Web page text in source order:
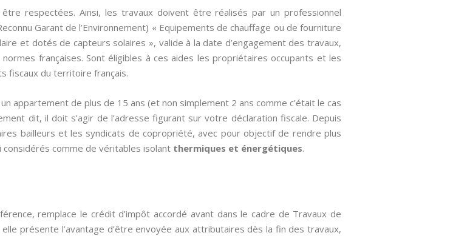
respectées. Ainsi, les travaux doivent être réalisés par un professionnel
Garant de l’Environnement) « Equipements de chauffage ou de fourniture
et dotés de capteurs solaires », valide à la date d’engagement des travaux,
françaises. Sont éligibles à ces aides les propriétaires occupants et les
fiscaux du territoire français.
appartement de plus de 15 ans (et non simplement 2 ans comme c’était le cas
dit, il doit s’agir de l’adresse figurant sur votre déclaration fiscale. Depuis
bailleurs et les syndicats de copropriété, avec pour objectif de rendre plus
comme de véritables isolant thermiques et énergétiques.
remplace le crédit d’impôt accordé avant dans le cadre de Travaux de
présente l’avantage d’être envoyée aux attributaires dès la fin des travaux,